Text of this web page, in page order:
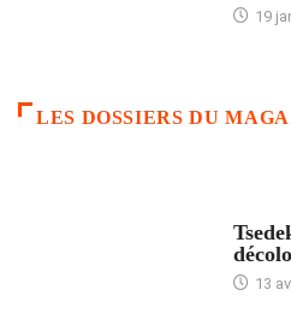
19
LES DOSSIERS DU
13